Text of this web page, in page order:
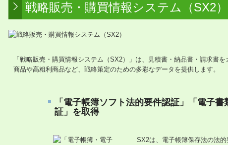
戦略販売・購買情報システム（SX2）
「戦略販売・購買情報システム（SX2）」は、見積書・納品書・請求書
商品や高粗利商品など、戦略策定のための多彩なデータを提供します。
「電子帳簿ソフト法的要件認証」「電子
証」を取得
SX2は、電子帳簿保存法の法